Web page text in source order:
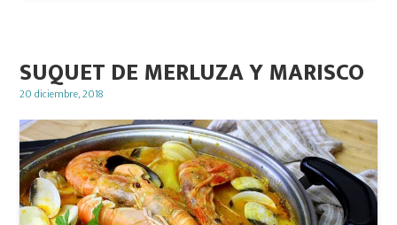
SUQUET DE MERLUZA Y MARISCO
Posted
20 diciembre, 2018